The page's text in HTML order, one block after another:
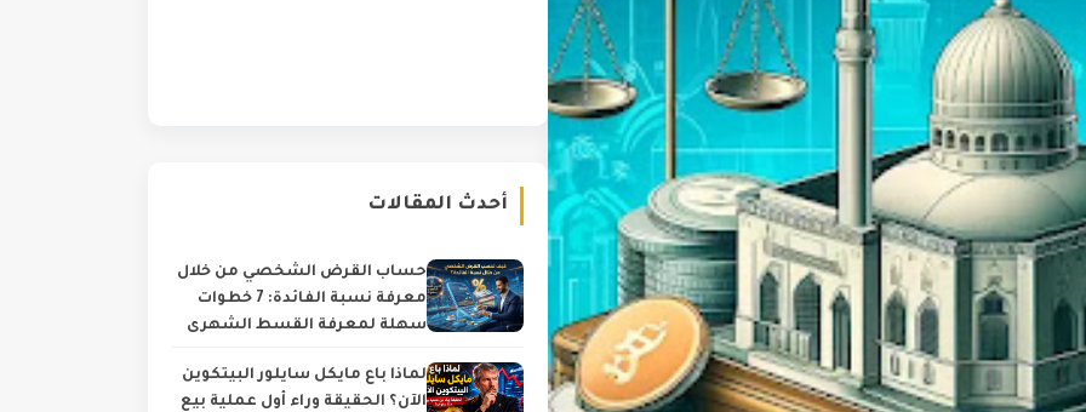
أحدث المقالات
حساب القرض الشخصي من خلال
معرفة نسبة الفائدة: 7 خطوات
سهلة لمعرفة القسط الشهري
لماذا باع مايكل سايلور البيتكوين
الآن؟ الحقيقة وراء أول عملية بيع